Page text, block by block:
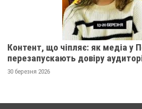
Контент, що чіпляє: як медіа у
перезапускають довіру
30 березня 2026